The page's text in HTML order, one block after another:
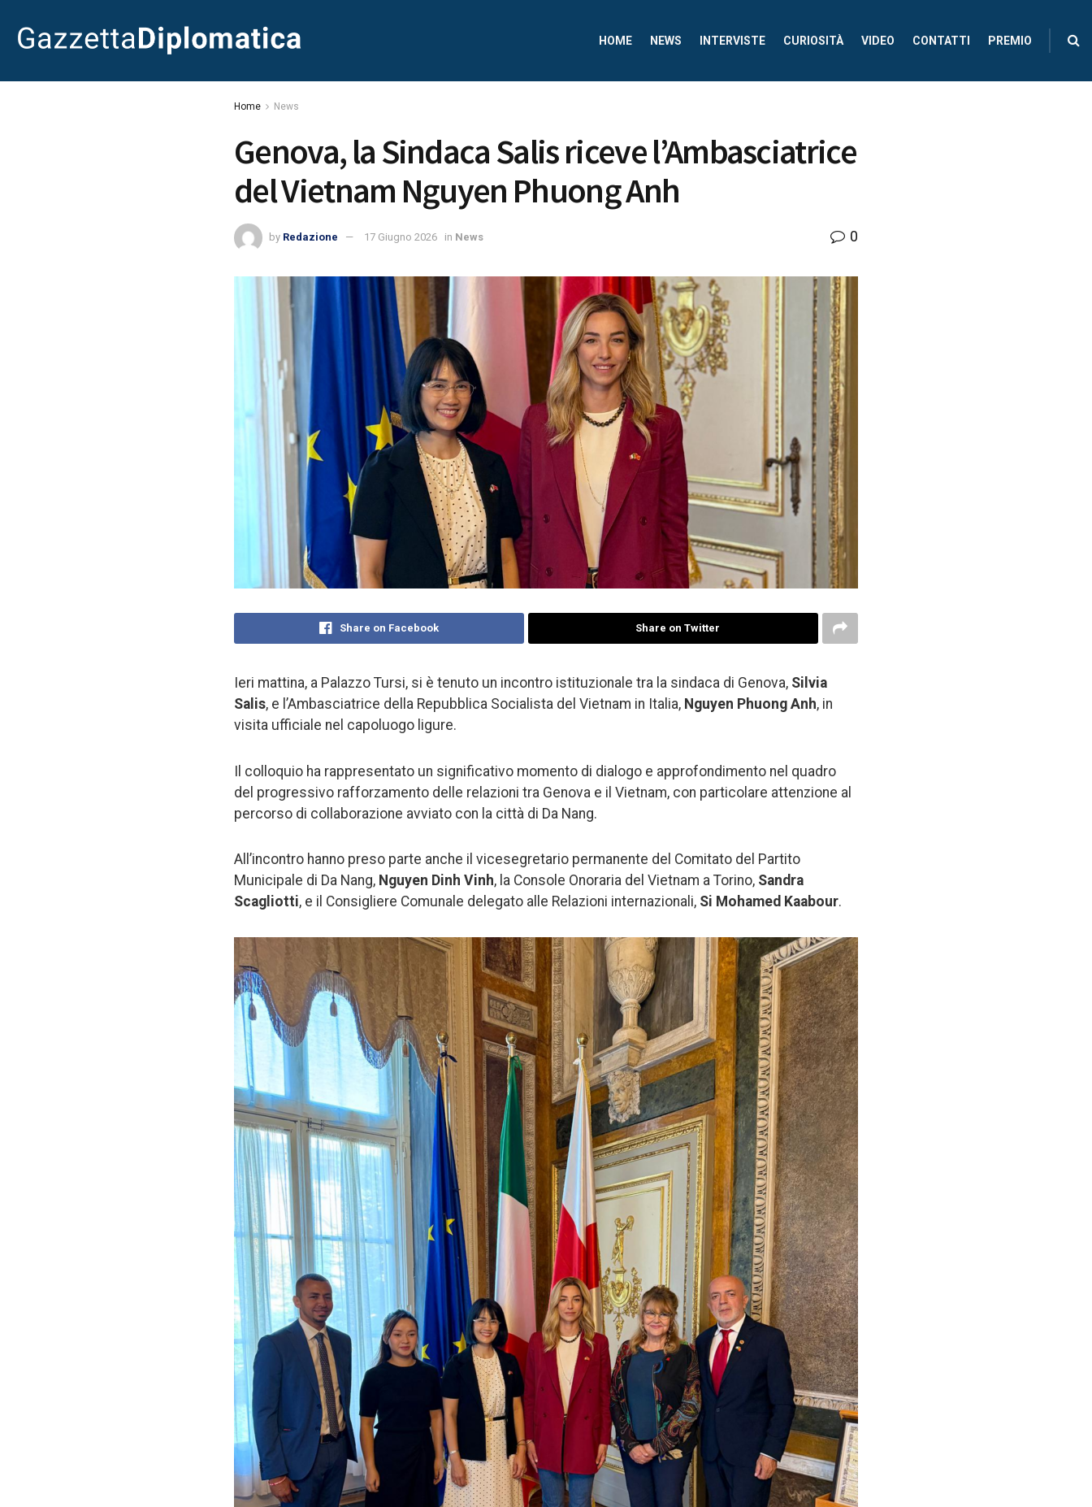
HOME NEWS INTERVISTE CURIOSITÀ VIDEO CONTATTI PREMIO
Home News
Genova, la Sindaca Salis riceve l’Ambasciatrice
del Vietnam Nguyen Phuong Anh
by Redazione 17 Giugno 2026 in News 0
Share on Facebook Share on Twitter
Ieri mattina, a Palazzo Tursi, si è tenuto un incontro istituzionale tra la sindaca di Genova, Silvia
Salis, e l’Ambasciatrice della Repubblica Socialista del Vietnam in Italia, Nguyen Phuong Anh, in
visita ufficiale nel capoluogo ligure.
Il colloquio ha rappresentato un significativo momento di dialogo e approfondimento nel quadro
del progressivo rafforzamento delle relazioni tra Genova e il Vietnam, con particolare attenzione al
percorso di collaborazione avviato con la città di Da Nang.
All’incontro hanno preso parte anche il vicesegretario permanente del Comitato del Partito
Municipale di Da Nang, Nguyen Dinh Vinh, la Console Onoraria del Vietnam a Torino, Sandra
Scagliotti, e il Consigliere Comunale delegato alle Relazioni internazionali, Si Mohamed Kaabour.